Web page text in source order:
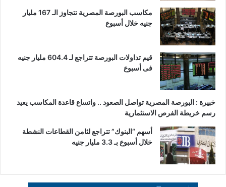
مكاسب البورصة المصرية تتجاوز الـ 167 مليار
جنيه خلال أسبوع
قيم تداولات البورصة تتراجع لـ 604.4 مليار جنيه
فى أسبوع
خبيرة : البورصة المصرية تواصل الصعود .. واتساع قاعدة المكاسب يعيد
رسم خريطة الفرص الاستثمارية
أسهم “البنوك” تتراجع لثامن القطاعات النشطة
خلال أسبوع بـ 3.3 مليار جنيه